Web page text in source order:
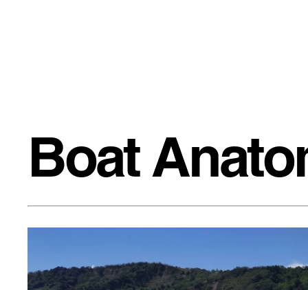
Boat